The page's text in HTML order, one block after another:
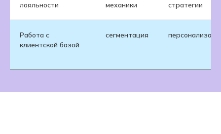
лояльности
механики
стратегии
Работа с
клиентской базой
сегментация